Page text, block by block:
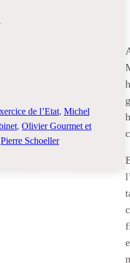
de l’Etat, Michel
, Olivier Gourmet et
Pierre Schoeller